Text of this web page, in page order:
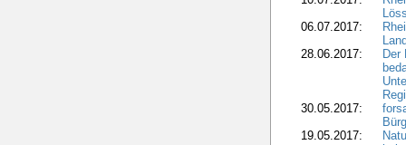
06.07.2017:
28.06.2017:
Der
30.05.2017:
19.05.2017: